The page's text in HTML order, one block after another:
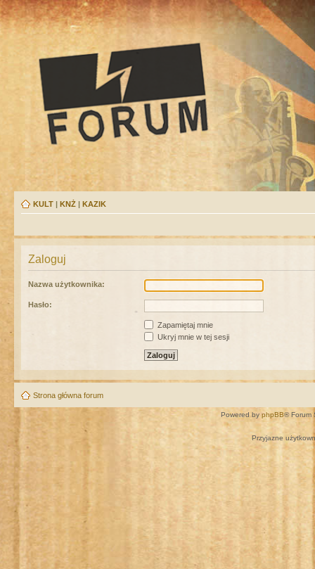
KULT | KNŻ | KAZIK
Zaloguj
Nazwa użytkownika:
Hasło:
Zapamiętaj mnie
Ukryj mnie w tej sesji
Strona główna forum
Powered by phpBB® Forum
Przyjazne